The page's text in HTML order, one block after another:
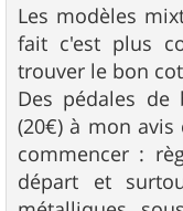
s
s
a
g
e
Les modèles
fait c'est plus
trouver le bon
Des pédales de
(20€) à mon
commencer :
départ et